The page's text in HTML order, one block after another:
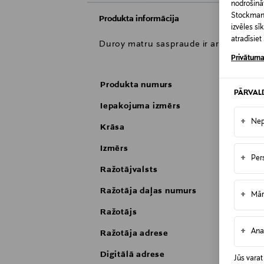
izvēles
atradīsiet
+
+
+
+
Jūs
Produkta informācija
Duroy matru saspraude ir ar
Produkta numurs
Iepakojuma izmērs
Krāsa
Izmērs
Ražotājvalsts
Ražotāja daļas numurs
Ražotājs
Ražotāja adrese
Digitālā adrese